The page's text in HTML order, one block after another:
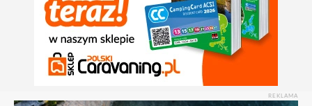
REKLAMA